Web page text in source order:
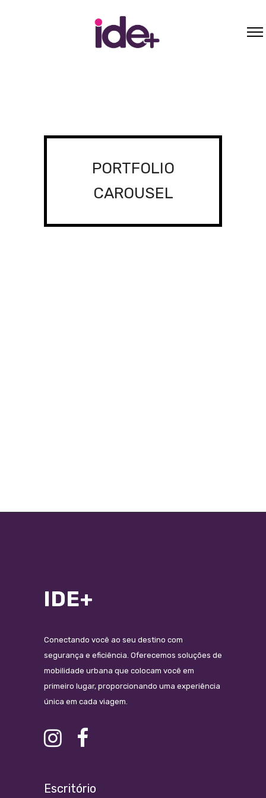
PORTFOLIO
CAROUSEL
IDE+
Conectando você ao seu destino com
segurança e eficiência. Oferecemos soluções de
mobilidade urbana que colocam você em
primeiro lugar, proporcionando uma experiência
única em cada viagem.
Escritório